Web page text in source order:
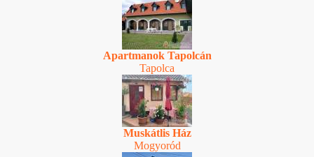
Apartmanok Tapolcán
Tapolca
Muskátlis Ház
Mogyoród